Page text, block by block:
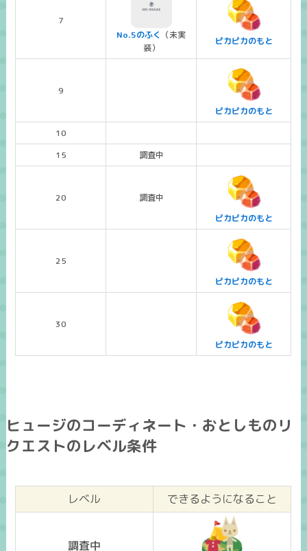
7
No.5のふく （未実
装）
ピカピカのもと
9
ピカピカのもと
10
15
調査中
20
調査中
ピカピカのもと
25
ピカピカのもと
30
ピカピカのもと
ヒュージのコーディネート・おとしものリ
クエストのレベル条件
レベル できるようになること
調査中